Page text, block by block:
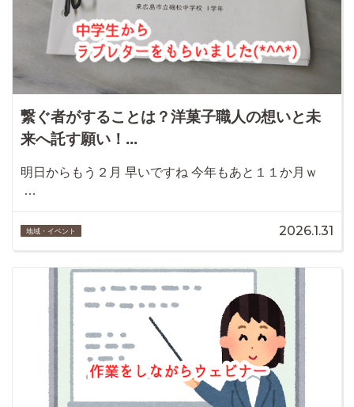
繋ぐ者がすることは？洋菓子職人の想いと未
来へ託す願い！...
明日からもう２月 早いですね 今年もあと１１か月ｗ
…
地域・イベント 2026.1.31